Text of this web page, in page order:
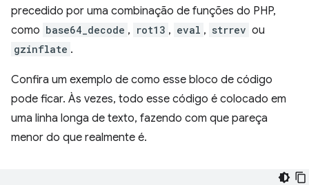
precedido por uma combinação de funções do PHP,
como base64_decode , rot13 , eval , strrev ou
gzinflate .
Confira um exemplo de como esse bloco de código
pode ficar. Às vezes, todo esse código é colocado em
uma linha longa de texto, fazendo com que pareça
menor do que realmente é.